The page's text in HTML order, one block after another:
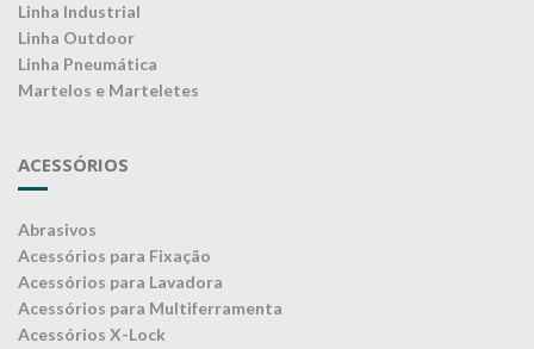
Linha Industrial
Linha Outdoor
Linha Pneumática
Martelos e Marteletes
ACESSÓRIOS
Abrasivos
Acessórios para Fixação
Acessórios para Lavadora
Acessórios para Multiferramenta
Acessórios X-Lock